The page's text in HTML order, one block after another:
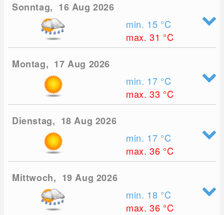
Sonntag, 16 Aug 2026
min. 15 °C
max. 31 °C
Montag, 17 Aug 2026
min. 17 °C
max. 33 °C
Dienstag, 18 Aug 2026
min. 17 °C
max. 36 °C
Mittwoch, 19 Aug 2026
min. 18 °C
max. 36 °C